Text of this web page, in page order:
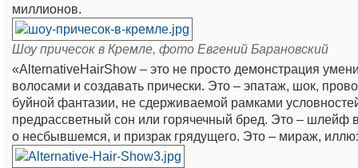
миллионов.
Шоу причесок в Кремле, фото Евгений Барановский
«AlternativeHairShow – это не просто демонстрация
волосами и создавать прически. Это – эпатаж, шок,
буйной фантазии, не сдерживаемой рамками
предрассветный сон или горячечный бред. Это – шлейф
о несбывшемся, и призрак грядущего. Это – мираж,